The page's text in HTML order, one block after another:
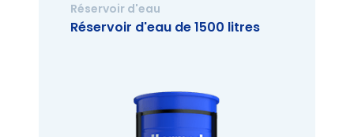
Réservoir d'eau
Réservoir d'eau de 1500 litres